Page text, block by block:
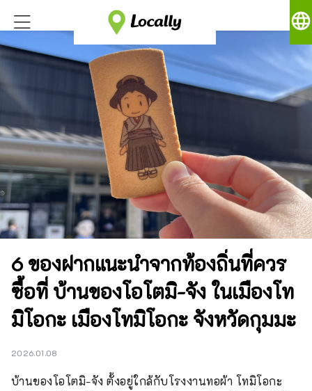
language
6 ของฝากแนะนำจากท้องถิ่นที่ควร
ซื้อที่ บ้านของโอโตมิ-จัง ในเมืองโท
มิโอกะ เมืองโทมิโอกะ จังหวัดกุมมะ
2026.01.08
บ้านของโอโตมิ-จัง ตั้งอยู่ใกล้กับโรงงานทอผ้า โทมิโอกะ